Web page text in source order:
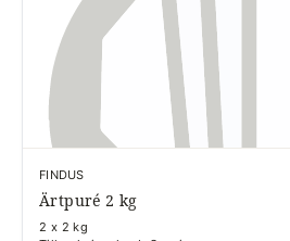
FINDUS
Ärtpuré 2 kg
2 x 2 kg